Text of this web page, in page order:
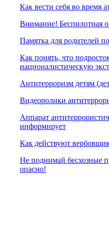
Как вести себя во время
Внимание! Беспилотная
Памятка для родителей
Как понять, что
националистическую
Антитерроризм детям
Видеоролики
Аппарат
информирует
Как действуют
Не поднимай бесхозные
опасно!